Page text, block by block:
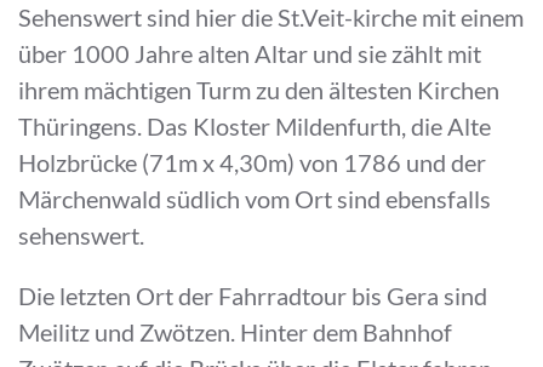
Sehenswert sind hier die St.Veit-kirche mit einem
über 1000 Jahre alten Altar und sie zählt mit
ihrem mächtigen Turm zu den ältesten Kirchen
Thüringens. Das Kloster Mildenfurth, die Alte
Holzbrücke (71m x 4,30m) von 1786 und der
Märchenwald südlich vom Ort sind ebensfalls
sehenswert.
Die letzten Ort der Fahrradtour bis Gera sind
Meilitz und Zwötzen. Hinter dem Bahnhof